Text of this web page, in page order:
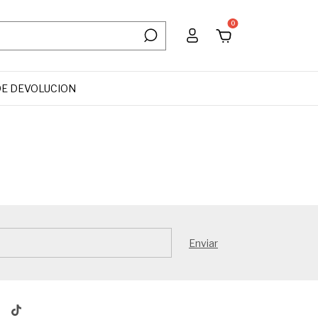
0
DEVOLUCION